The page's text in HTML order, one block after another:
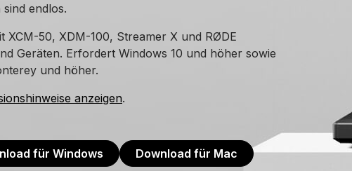
endlos.
XCM-50, XDM-100, Streamer X und RØDE
Geräten. Erfordert Windows 10 und höher sowie
und höher.
anzeigen.
für Windows Download für Mac